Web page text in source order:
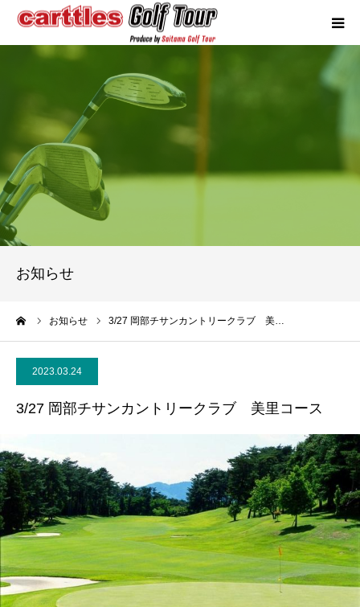
お知らせ
お知らせ 3/27 岡部チサンカントリークラブ 美…
2023.03.24
3/27 岡部チサンカントリークラブ 美里コース
競技概要
年間スケジュール
試合報告